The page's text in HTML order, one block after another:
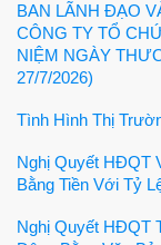
BAN LÃNH ĐẠO
CÔNG TY TỔ
NIỆM NGÀY
27/7/2026)
Tình Hình Thị
Nghị Quyết HĐQT
Bằng Tiền Với Tỷ
Nghị Quyết HĐQT